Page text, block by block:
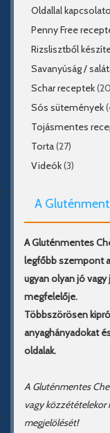
Oldallal
Penny Free
Rizslisztből
Savanyúság /
Schar receptek
Sós sütemények
Tojásmentes
Torta(27)
Videók(3)
A
A Gluténmentes
legfőbb szempont
ugyan olyan jó
megfelelője.
Többszörösen
anyaghányadokat
oldalak.
A Gluténmentes
vagy közzétételekor
megjelölését!